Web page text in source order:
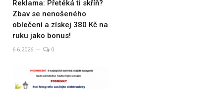
Reklama: Přetéká ti skříň?
Zbav se nenošeného
oblečení a získej 380 Kč na
ruku jako bonus!
6.6.2026 0